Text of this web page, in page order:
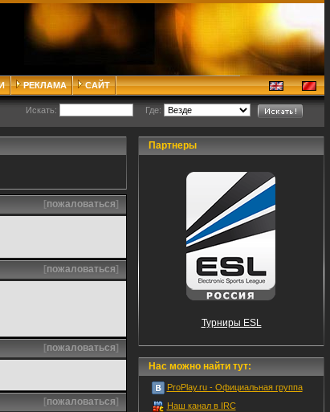
РЕКЛАМА САЙТ
Искать: Где:
[пожаловаться]
[пожаловаться]
[пожаловаться]
[пожаловаться]
Партнеры
Турниры ESL
Нас можно найти тут:
ProPlay.ru - Официальная группа
Наш канал в IRC